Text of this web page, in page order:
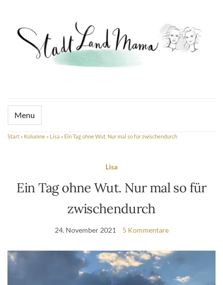
Menu
Start » Kolumne » Lisa » Ein Tag ohne Wut. Nur mal so für zwischendurch
Lisa
Ein Tag ohne Wut. Nur mal so für
zwischendurch
24. November 2021 5 Kommentare